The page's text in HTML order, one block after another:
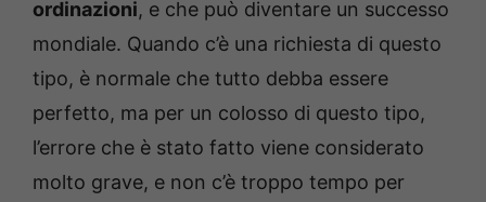
ordinazioni, e che può diventare un successo
mondiale. Quando c’è una richiesta di questo
tipo, è normale che tutto debba essere
perfetto, ma per un colosso di questo tipo,
l’errore che è stato fatto viene considerato
molto grave, e non c’è troppo tempo per